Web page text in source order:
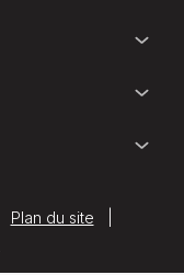
Plan du site